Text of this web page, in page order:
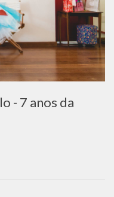
- 7 anos da